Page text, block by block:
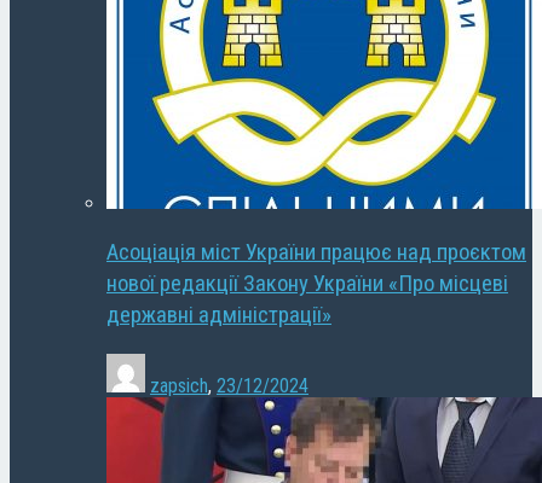
Асоціація міст України працює над проєктом
нової редакції Закону України «Про місцеві
державні адміністрації»
zapsich, 23/12/2024